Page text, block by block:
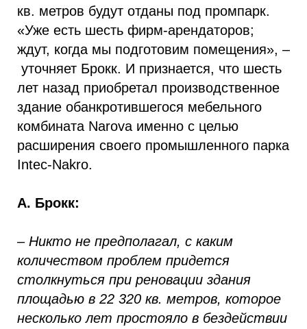
кв. метров будут отданы под промпарк.
«Уже есть шесть фирм-арендаторов;
ждут, когда мы подготовим помещения», –
уточняет Брокк. И признается, что шесть
лет назад приобретал производственное
здание обанкротившегося мебельного
комбината Narova именно с целью
расширения своего промышленного парка
Intec-Nakro.
А. Брокк:
– Никто не предполагал, с каким
количеством проблем придется
столкнуться при реновации здания
площадью в 22 320 кв. метров, которое
несколько лет простояло в бездействии